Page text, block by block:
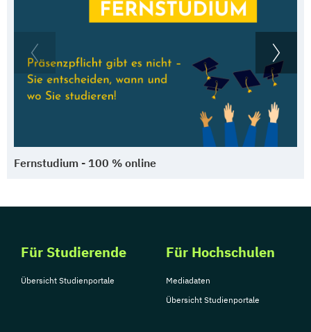
Fernstudium - 100 % online
Für Studierende
Übersicht Studienportale
Für Hochschulen
Mediadaten
Übersicht Studienportale